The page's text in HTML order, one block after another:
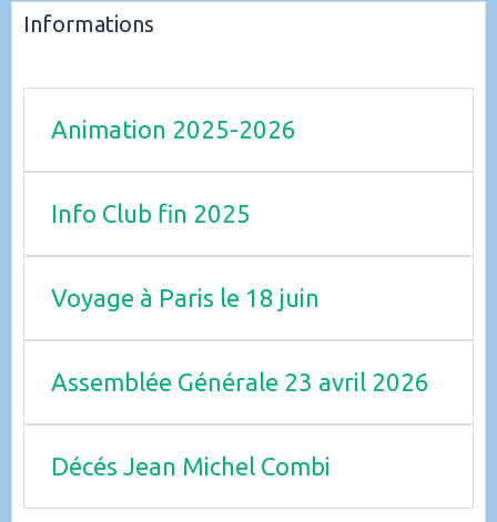
Informations
Animation 2025-2026
Info Club fin 2025
Voyage à Paris le 18 juin
Assemblée Générale 23 avril 2026
Décés Jean Michel Combi